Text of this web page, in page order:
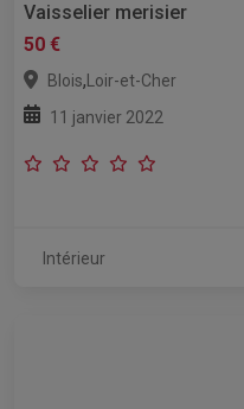
Vaisselier merisier
50 €
Blois, Loir-et-Cher
11 janvier 2022
Intérieur